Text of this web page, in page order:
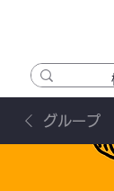
グループ